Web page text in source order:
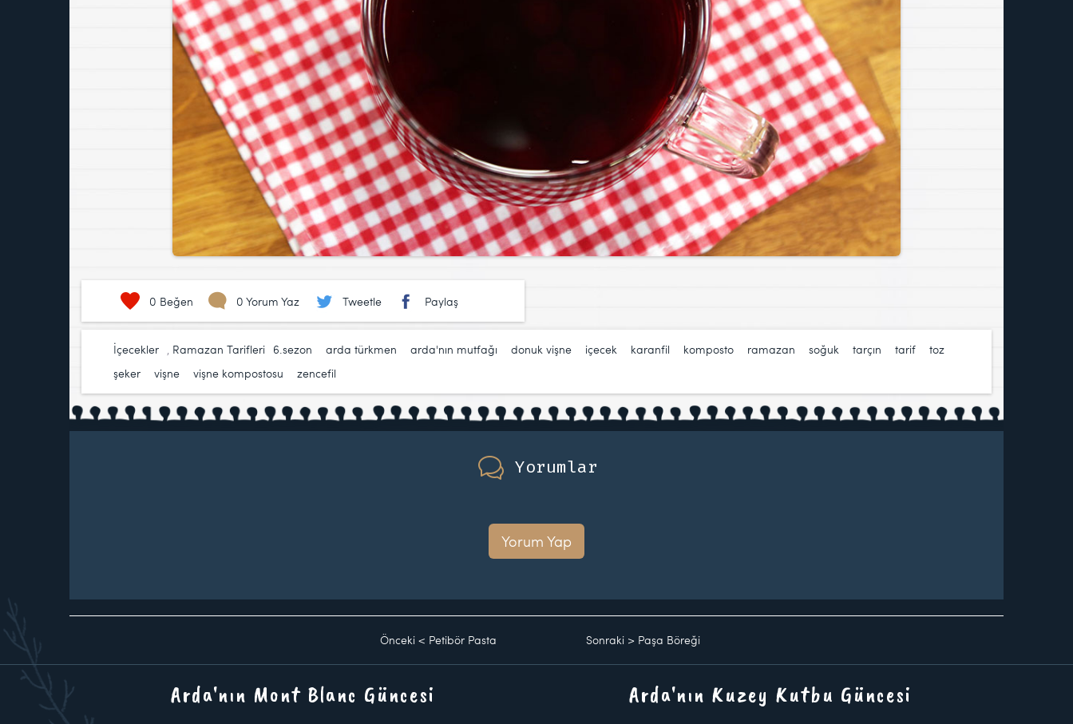
0 Beğen 0 Yorum Yaz Tweetle Paylaş
İçecekler Ramazan Tarifleri 6.sezon arda türkmen arda'nın mutfağı donuk vişne içecek karanfil komposto ramazan soğuk tarçın tarif
toz
şeker
vişne vişne kompostosu zencefil
Yorumlar
Yorum Yap
Önceki < Petibör Pasta Sonraki > Paşa Böreği
Arda'nın Mont Blanc Güncesi Arda'nın Kuzey Kutbu Güncesi